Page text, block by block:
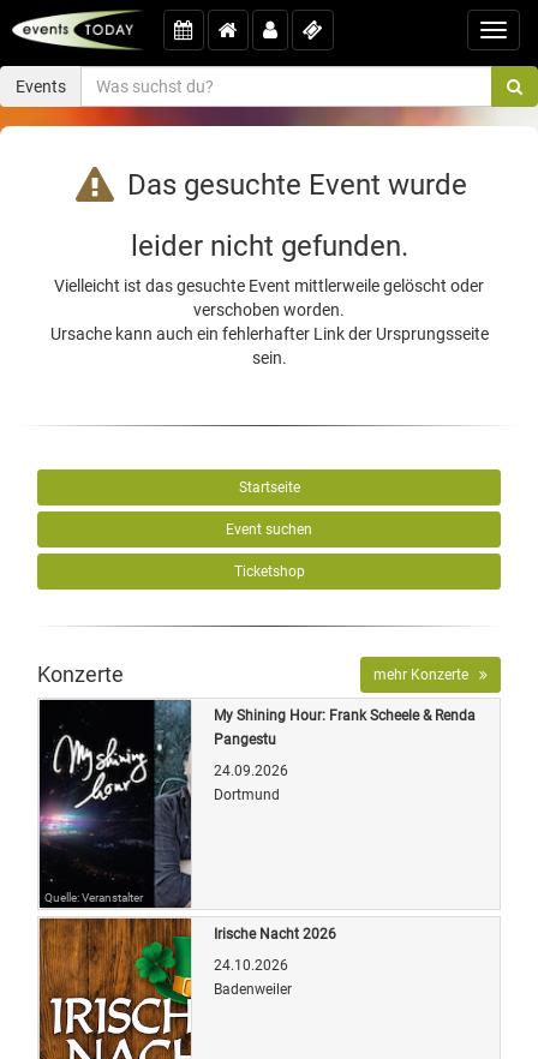
Events
Das gesuchte Event wurde
leider nicht gefunden.
Vielleicht ist das gesuchte Event mittlerweile gelöscht oder
verschoben worden.
Ursache kann auch ein fehlerhafter Link der Ursprungsseite
sein.
Startseite
Event suchen
Ticketshop
Konzerte mehr Konzerte
Quelle: Veranstalter
My Shining Hour: Frank Scheele & Renda
Pangestu
24.09.2026
Dortmund
Irische Nacht 2026
24.10.2026
Badenweiler